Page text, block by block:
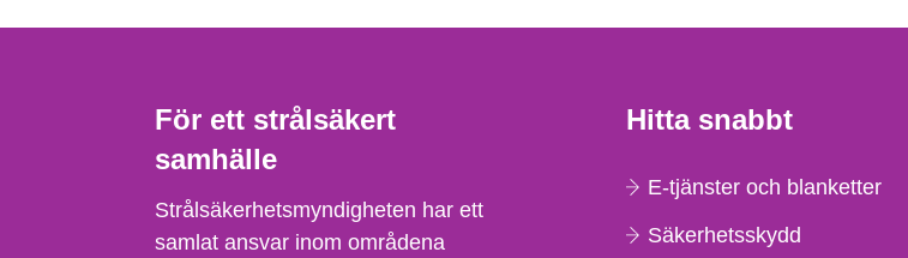
För ett strålsäkert
samhälle
Strålsäkerhetsmyndigheten har ett
samlat ansvar inom områdena
Hitta snabbt
E-tjänster och blanketter
Säkerhetsskydd